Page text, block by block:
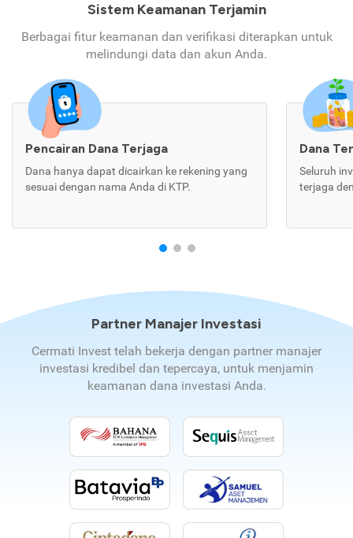
Sistem Keamanan Terjamin
Berbagai fitur keamanan dan verifikasi diterapkan untuk
melindungi data dan akun Anda.
Pencairan Dana Terjaga
Dana hanya dapat dicairkan ke rekening yang
sesuai dengan nama Anda di KTP.
Dana
Seluruh
terjaga
Partner Manajer Investasi
Cermati Invest telah bekerja dengan partner manajer
investasi kredibel dan tepercaya, untuk menjamin
keamanan dana investasi Anda.